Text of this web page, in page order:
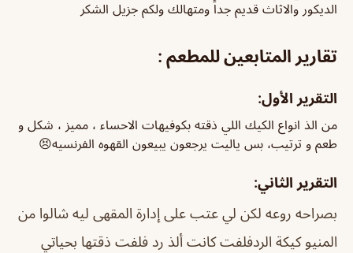
الديكور والاثاث قديم جداً ومتهالك ولكم جزيل الشكر
تقارير المتابعين للمطعم :
التقرير الأول:
من الذ انواع الكيك اللي ذقته بكوفيهات الاحساء ، مميز ، شكل و
طعم و ترتيب، بس ياليت يرجعون يبيعون القهوه الفرنسيه😣
التقرير الثاني:
بصراحه روعه لكن لي عتب على إدارة المقهى ليه شالوا من
المنيو كيكة الردفلفت كانت ألذ رد فلفت ذقتها بحياتي